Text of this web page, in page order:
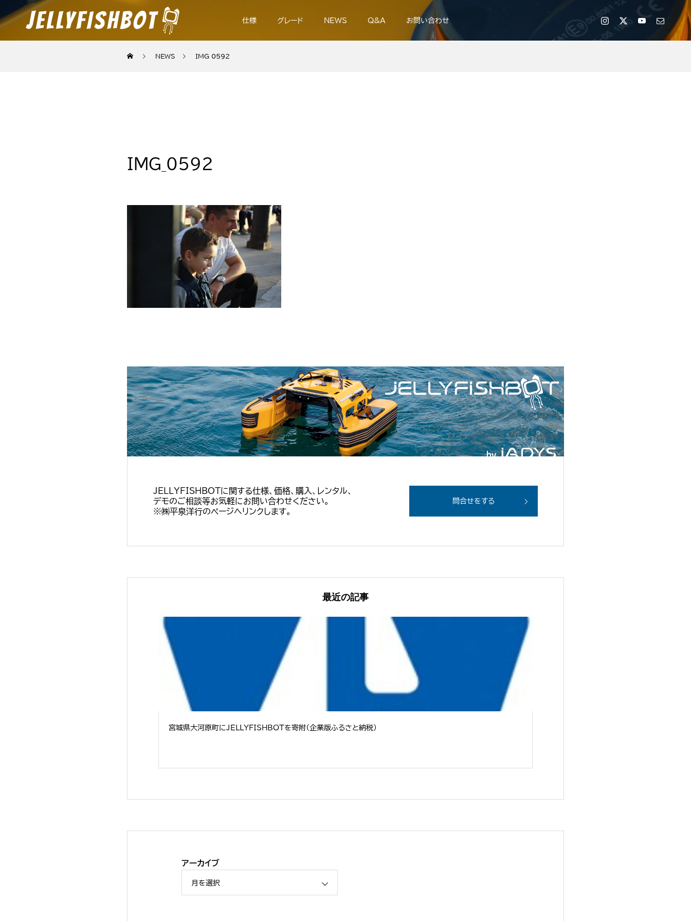
仕様 グレード NEWS Q&A お問い合わせ
NEWS IMG_0592
IMG_0592
JELLYFISHBOTに関する仕様、価格、購入、レンタル、
デモのご相談等お気軽にお問い合わせください。
※㈱平泉洋行のページへリンクします。
問合せをする
最近の記事
宮城県大河原町にJELLYFISHBOTを寄附（企業版ふるさと納税）
FANPS「ソリューションカタログ」に掲載
アーカイブ
月を選択